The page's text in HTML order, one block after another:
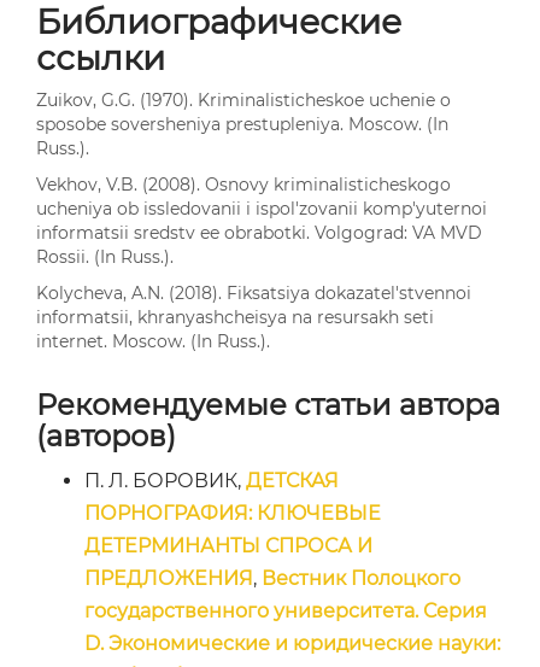
Библиографические
ссылки
Zuikov, G.G. (1970). Kriminalisticheskoe uchenie o
sposobe soversheniya prestupleniya. Moscow. (In
Russ.).
Vekhov, V.B. (2008). Osnovy kriminalisticheskogo
ucheniya ob issledovanii i ispol'zovanii komp'yuternoi
informatsii sredstv ee obrabotki. Volgograd: VA MVD
Rossii. (In Russ.).
Kolycheva, A.N. (2018). Fiksatsiya dokazatel'stvennoi
informatsii, khranyashcheisya na resursakh seti
internet. Moscow. (In Russ.).
Рекомендуемые статьи автора
(авторов)
П. Л. БОРОВИК, ДЕТСКАЯ
ПОРНОГРАФИЯ: КЛЮЧЕВЫЕ
ДЕТЕРМИНАНТЫ СПРОСА И
ПРЕДЛОЖЕНИЯ, Вестник Полоцкого
государственного университета. Серия
D. Экономические и юридические науки: